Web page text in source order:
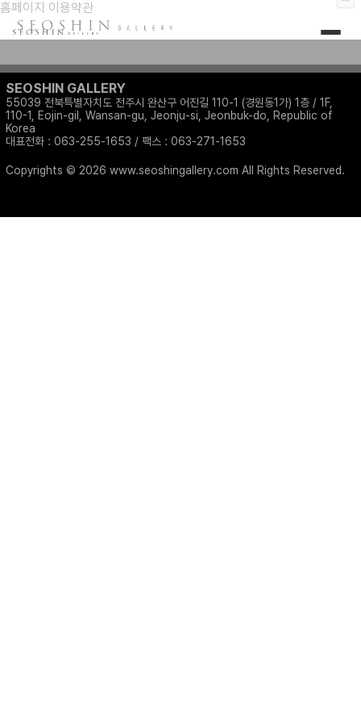
홈페이지 이용약관
SEOSHIN GALLERY
55039 전북특별자치도 전주시 완산구 어진길 110-1 (경원동1가) 1층 / 1F,
110-1, Eojin-gil, Wansan-gu, Jeonju-si, Jeonbuk-do, Republic of
Korea
대표전화 : 063-255-1653 / 팩스 : 063-271-1653
Copyrights © 2026 www.seoshingallery.com All Rights Reserved.